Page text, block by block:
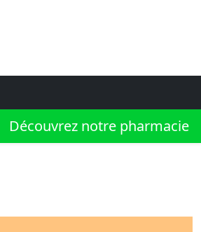
Découvrez notre pharmacie